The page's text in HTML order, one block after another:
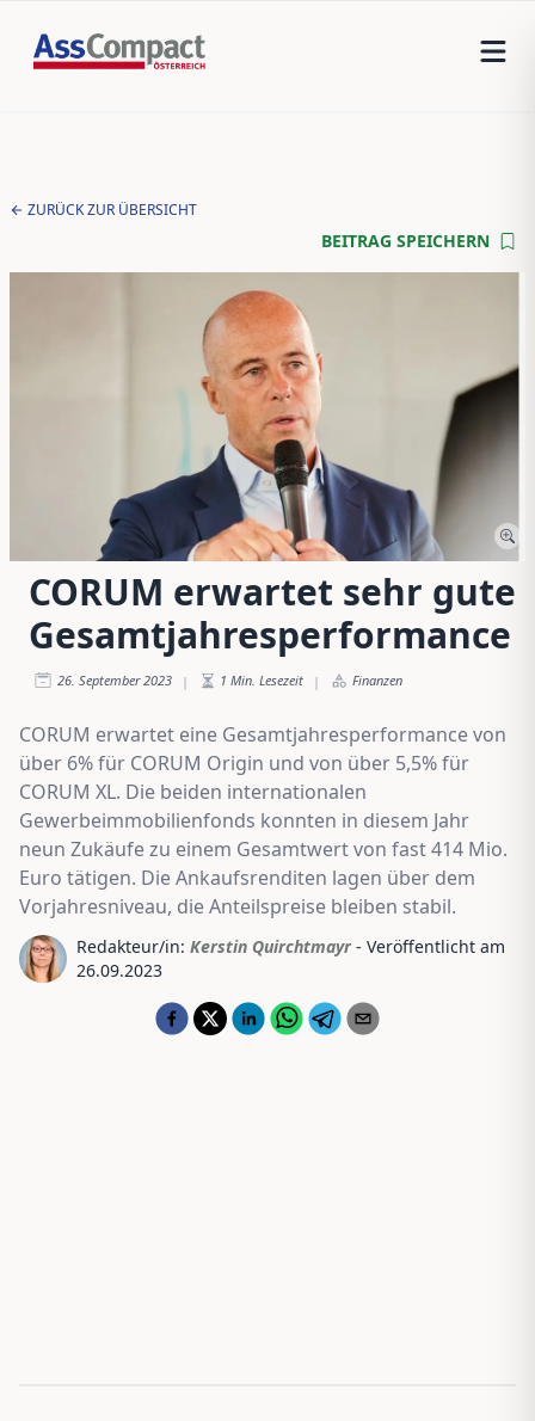
ZURÜCK ZUR ÜBERSICHT
BEITRAG SPEICHERN
CORUM erwartet sehr gute
Gesamtjahresperformance
26. September 2023 | 1 Min. Lesezeit | Finanzen
CORUM erwartet eine Gesamtjahresperformance von
über 6% für CORUM Origin und von über 5,5% für
CORUM XL. Die beiden internationalen
Gewerbeimmobilienfonds konnten in diesem Jahr
neun Zukäufe zu einem Gesamtwert von fast 414 Mio.
Euro tätigen. Die Ankaufsrenditen lagen über dem
Vorjahresniveau, die Anteilspreise bleiben stabil.
Redakteur/in: Kerstin Quirchtmayr - Veröffentlicht am
26.09.2023